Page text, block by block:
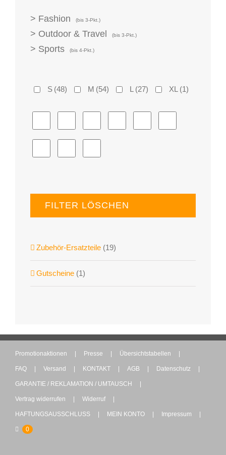
> Fashion (bis 3-Pkt.)
> Outdoor & Travel (bis 3-Pkt.)
> Sports (bis 4-Pkt.)
S (48) M (54) L (27) XL (1)
FILTER LÖSCHEN
Zubehör-Ersatzteile (19)
Gutscheine (1)
Promotionaktionen Presse Übersichtstabellen
FAQ Versand KONTAKT AGB Datenschutz
GARANTIE / REKLAMATION / UMTAUSCH
Vertrag widerrufen Widerruf
HAFTUNGSAUSSCHLUSS MEIN KONTO Impressum
0